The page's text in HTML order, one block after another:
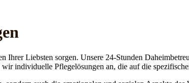
Liebsten sorgen. Unsere 24-Stunden
individuelle Pflegelösungen an, die auf die